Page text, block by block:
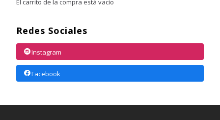
El carrito de la compra está vacío
Redes Sociales
Instagram
Facebook